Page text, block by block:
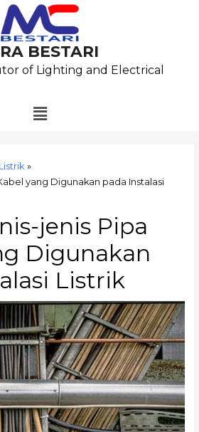
BESTARI
of Lighting and Electrical
Menu
yang Digunakan pada Instalasi
jenis Pipa
Digunakan
Listrik